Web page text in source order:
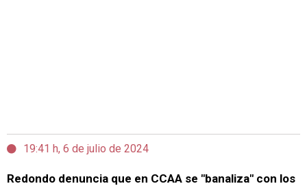
19:41 h, 6 de julio de 2024
Redondo denuncia que en CCAA se "banaliza" con los